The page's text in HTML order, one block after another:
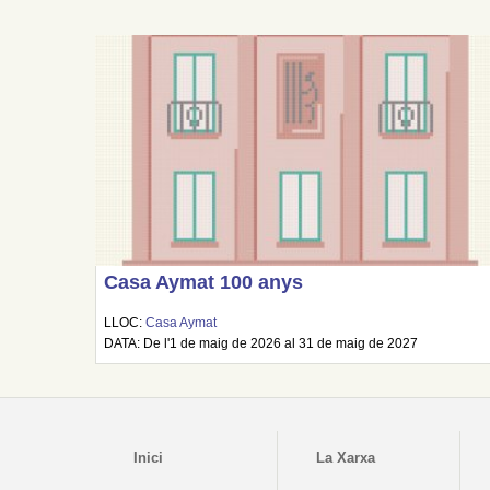
Casa Aymat 100 anys
LLOC:Casa Aymat
DATA: De l'1 de maig de 2026 al 31 de maig de 2027
Inici La Xarxa